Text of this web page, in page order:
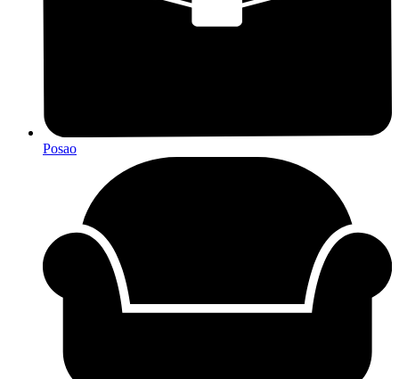
Posao